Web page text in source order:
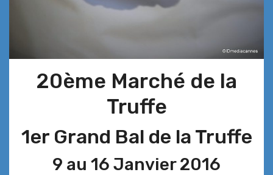
20ème Marché de la
Truffe
1er Grand Bal de la Truffe
9 au 16 Janvier 2016